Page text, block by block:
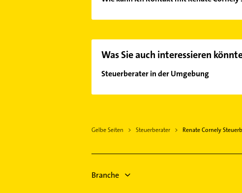
Was Sie auch interessieren
Steuerberater in der Umgebung
Weißenthurm
Koblenz am Rhein
Gelbe Seiten Steuerberater Renate Cornely
Branche